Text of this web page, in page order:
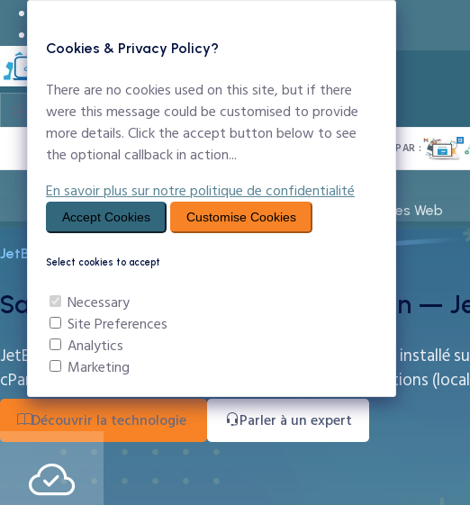
PROPULSÉ PAR :
Entreprise Noms de Domaine Création Sites Web
JetBackup 5 — Gestion des Sauvegardes
Sauvegarde Site Web au Cameroun —
JetBackup 5 est le système de sauvegarde professionnel installé
cPanel, rétention configurable et support multi-destinations
Découvrir la technologie Parler à un expert
Cookies & Privacy Policy?
There are no cookies used on this site, but if there
were this message could be customised to provide
more details. Click the accept button below to see
the optional callback in action...
En savoir plus sur notre politique de confidentialité
Accept Cookies Customise Cookies
Select cookies to accept
Necessary
Site Preferences
Analytics
Marketing